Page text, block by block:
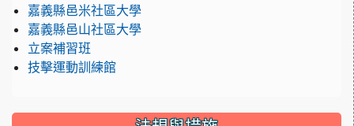
嘉義縣邑米社區大學
嘉義縣邑山社區大學
立案補習班
技擊運動訓練館